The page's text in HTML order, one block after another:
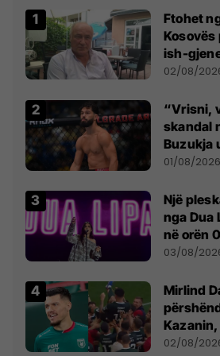
Ftohet
Kosovës
ish-
dikush e
02/08/
“Vrisni,
skandal
Buzukja
anti-
01/08/2026
Një
nga Dua
në orën
- dhe
03/08/
Mirlind
miliona
02/08/